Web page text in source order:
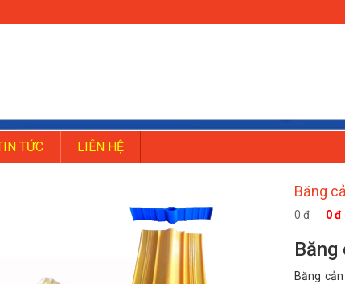
TỨC LIÊN HỆ
Băng
0 đ 0 đ
Băng
Băng